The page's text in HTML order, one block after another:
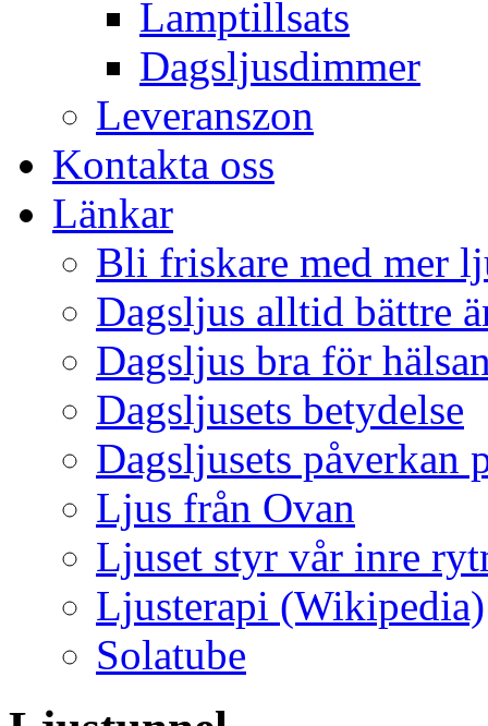
Lamptillsats
Dagsljusdimmer
Leveranszon
Kontakta oss
Länkar
Bli friskare med mer
Dagsljus alltid bättre
Dagsljus bra för
Dagsljusets betydelse
Dagsljusets påverkan
Ljus från Ovan
Ljuset styr vår inre
Ljusterapi (Wikipedia)
Solatube